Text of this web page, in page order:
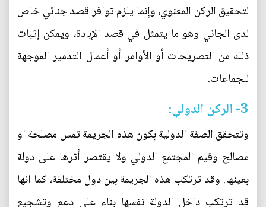
لتحقيق الركن المعنوي، وإنما يلزم توافر قصد جنائي خاص
لدى الجاني وهو ما يتمثل في قصد الإبادة، ويمكن إثبات
ذلك من التصريحات أو الأوامر أو أعمال التدمير الموجهة
للجماعات.
3- الركن الدولي:
وتتحقق الصفة الدولية بكون هذه الجريمة تمس مصلحة او
مصالح وقيم المجتمع الدولي ولا يقتصر أثرها على دولة
بعينها. وقد ترتكب هذه الجريمة بين دول مختلفة، كما انها
قد ترتكب داخل الدولة نفسها بناء على دعم وتشجيع